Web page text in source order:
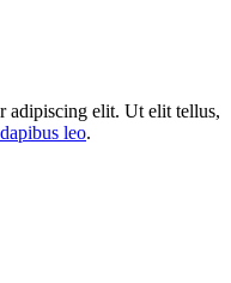
adipiscing elit. Ut elit tellus,
leo.